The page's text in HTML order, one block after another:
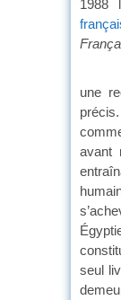
1988
Le
une
avant
seul